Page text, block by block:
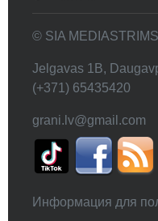
© SIA MEDIASTRIMS
Jelgavas 1B,
(+371) 65435420
grani.lv@gmail.com
Информация для